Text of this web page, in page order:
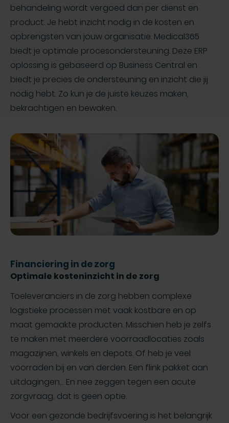
behandeling wordt vergoed dan per dienst en
product. Je hebt inzicht nodig in de kosten en
opbrengsten van jouw organisatie. Medical365
biedt je optimale procesondersteuning. Deze ERP
oplossing is gebaseerd op Business Central en
biedt je precies de ondersteuning en inzicht die jij
nodig hebt. Zo kun je de juiste keuzes maken,
bekrachtigen en bewaken.
Financiering in de zorg
Optimale kosteninzicht in de zorg
Toeleveranciers in de zorg hebben complexe
logistieke processen met vaak kostbare en op
maat gemaakte producten. Misschien heb je zelfs
te maken met meerdere voorraadlocaties zoals
magazijnen, winkels en depots. Of heb je veel
voorraden bij en van derden. Een flink pakket aan
uitdagingen… En nee zeggen tegen een acute
zorgvraag, dat is geen optie.
Voor een gezonde bedrijfsvoering is het belangrijk